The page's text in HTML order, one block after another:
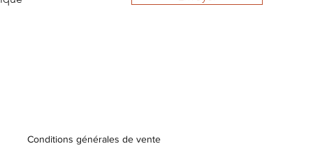
Conditions générales de vente